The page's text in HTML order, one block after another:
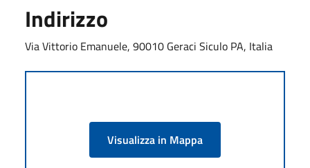
Indirizzo
Via Vittorio Emanuele, 90010 Geraci Siculo PA, Italia
Visualizza in Mappa